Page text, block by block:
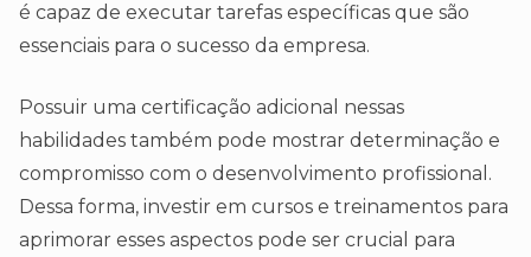
é capaz de executar tarefas específicas que são
essenciais para o sucesso da empresa.
Possuir uma certificação adicional nessas
habilidades também pode mostrar determinação e
compromisso com o desenvolvimento profissional.
Dessa forma, investir em cursos e treinamentos para
aprimorar esses aspectos pode ser crucial para